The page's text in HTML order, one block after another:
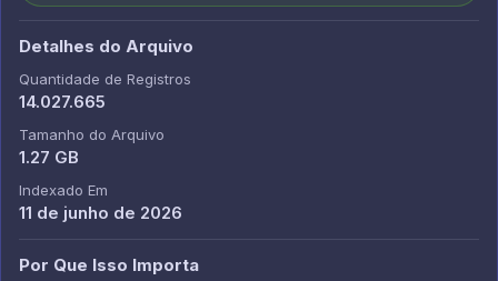
Detalhes do Arquivo
Quantidade de Registros
14.027.665
Tamanho do Arquivo
1.27 GB
Indexado Em
11 de junho de 2026
Por Que Isso Importa